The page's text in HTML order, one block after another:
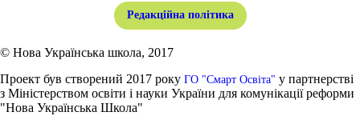
Редакційна політика
© Нова Українська школа, 2017
Проект був створений 2017 року ГО "Смарт Освіта" у партнерстві
з Міністерством освіти і науки України для комунікації реформи
"Нова Українська Школа"